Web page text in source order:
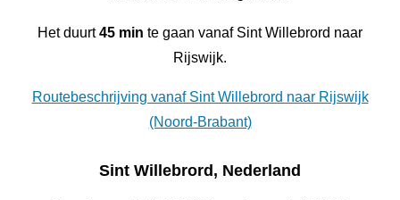
Het duurt45 min te gaan vanaf Sint Willebrord naar
Rijswijk.
Routebeschrijving vanaf Sint Willebrord naar Rijswijk
(Noord-Brabant)
Sint Willebrord, Nederland